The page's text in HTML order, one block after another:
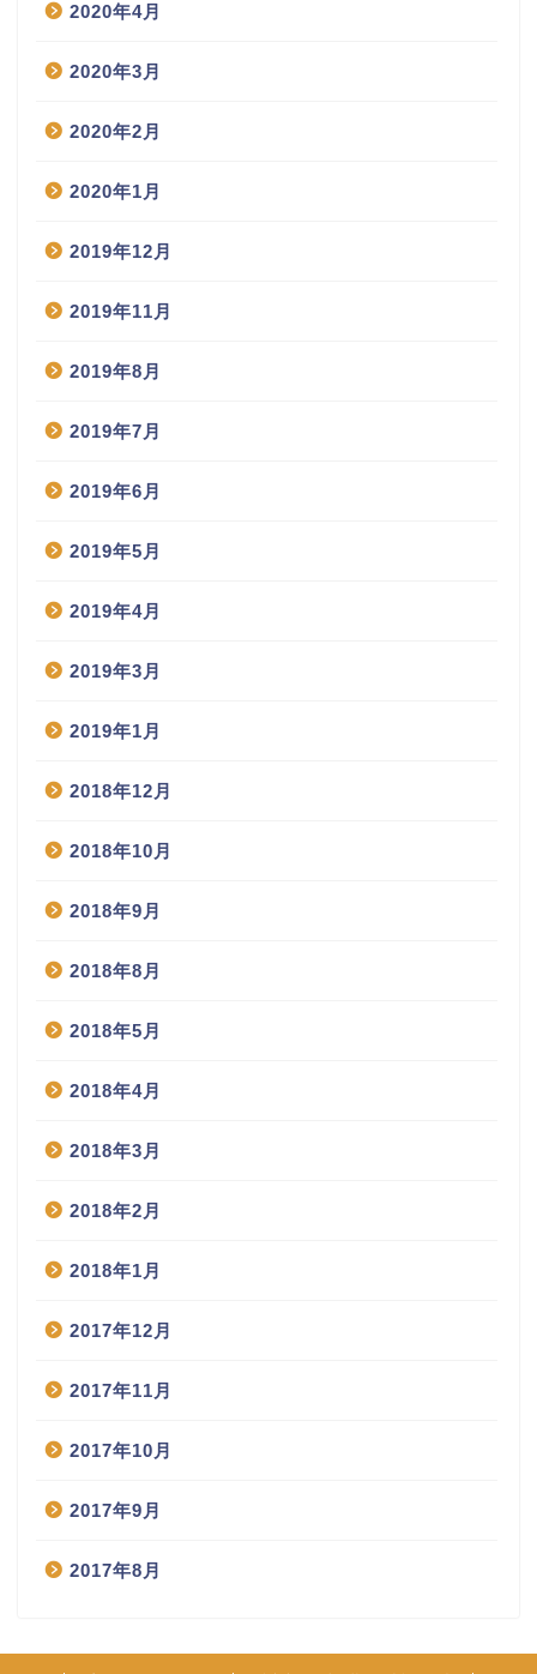
2020年4月
2020年3月
2020年2月
2020年1月
2019年12月
2019年11月
2019年8月
2019年7月
2019年6月
2019年5月
2019年4月
2019年3月
2019年1月
2018年12月
2018年10月
2018年9月
2018年8月
2018年5月
2018年4月
2018年3月
2018年2月
2018年1月
2017年12月
2017年11月
2017年10月
2017年9月
2017年8月